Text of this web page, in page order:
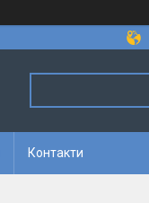
Контакти